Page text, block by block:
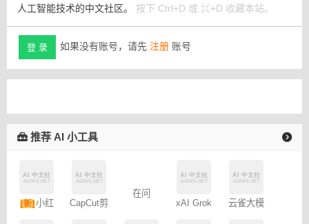
人工智能技术的中文社区。 按下 Ctrl+D 或 ⌘+D 收藏本站。
登 录 如果没有账号，请先 注册 账号
推荐 AI 小工具
[新] 小红
CapCut剪
在问
xAI Grok
云雀大模